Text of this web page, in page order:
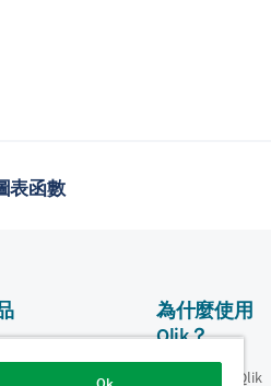
表函數
為什麼使用
Qlik？
為什麼使用 Qlik